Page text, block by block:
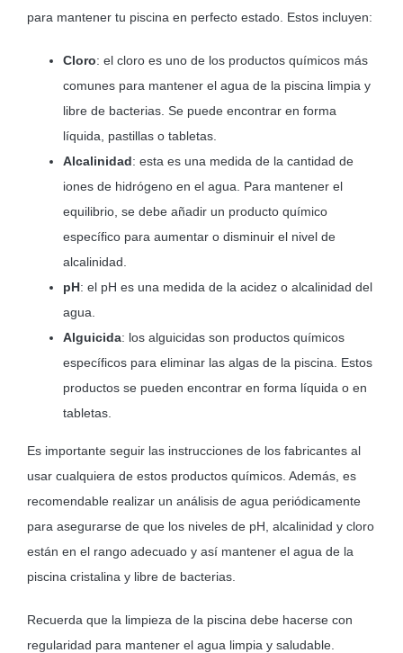
para mantener tu piscina en perfecto estado. Estos incluyen:
Cloro: el cloro es uno de los productos químicos más
comunes para mantener el agua de la piscina limpia y
libre de bacterias. Se puede encontrar en forma
líquida, pastillas o tabletas.
Alcalinidad: esta es una medida de la cantidad de
iones de hidrógeno en el agua. Para mantener el
equilibrio, se debe añadir un producto químico
específico para aumentar o disminuir el nivel de
alcalinidad.
pH: el pH es una medida de la acidez o alcalinidad del
agua.
Alguicida: los alguicidas son productos químicos
específicos para eliminar las algas de la piscina. Estos
productos se pueden encontrar en forma líquida o en
tabletas.
Es importante seguir las instrucciones de los fabricantes al
usar cualquiera de estos productos químicos. Además, es
recomendable realizar un análisis de agua periódicamente
para asegurarse de que los niveles de pH, alcalinidad y cloro
están en el rango adecuado y así mantener el agua de la
piscina cristalina y libre de bacterias.
Recuerda que la limpieza de la piscina debe hacerse con
regularidad para mantener el agua limpia y saludable.